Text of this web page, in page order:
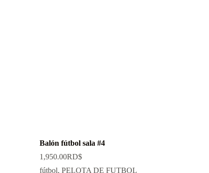
Balón fútbol sala #4
1,950.00RD$
fútbol, PELOTA DE FUTBOL